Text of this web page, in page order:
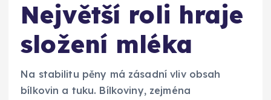
Největší roli hraje
složení mléka
Na stabilitu pěny má zásadní vliv obsah
bílkovin a tuku. Bílkoviny, zejména